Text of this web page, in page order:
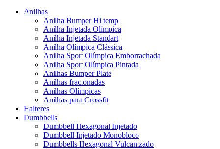
Anilhas
Anilha Bumper Hi temp
Anilha Injetada Olímpica
Anilha Injetada Standart
Anilha Olímpica Clássica
Anilha Sport Olímpica Emborrachada
Anilha Sport Olímpica Pintada
Anilhas Bumper Plate
Anilhas fracionadas
Anilhas Olímpicas
Anilhas para Crossfit
Halteres
Dumbbells
Dumbbell Hexagonal Injetado
Dumbbell Injetado Monobloco
Dumbbells Hexagonal Vulcanizado